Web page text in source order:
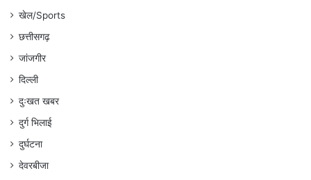
खेल/Sports
छत्तीसगढ़
जांजगीर
दिल्ली
दुःखत खबर
दुर्ग भिलाई
दुर्घटना
देवरबीजा